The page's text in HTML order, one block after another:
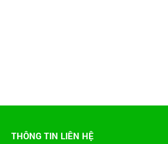
THÔNG TIN LIÊN HỆ